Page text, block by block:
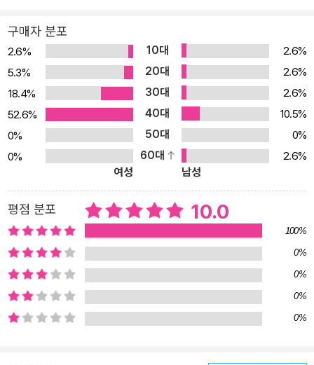
않기 위해서다.’ 편견과 차별의 굴레를 벗어나기 위한 결단! 표제작
「벌레를 밟았다」는 반복되는 가정폭력의 굴레 속에서 똑같은 가해자
가 되지 않기 위해 분투하는 ‘충휘’의 이야기를 그린다. 폭력적으로 행
동하는 아빠와, 그런 아버지를 무조건 이해해야만 한다는 엄마의 태
도는 충휘를 자꾸만 더 깊은 수렁으로 몰아넣는다. 자신을 괴롭히던
아이에게 똑같이 폭력으로 맞서며 팔을 부러뜨린 일이나, 우연히 잡
아 가둔 벌레 한 마리에게 ‘아빠’라는 이름을 붙이고 그를 괴롭히는 자
신의 모습에서 아빠의 그림자를 보게 된 순간, 충휘는 중대한 결단을
내린다. 폭력이 또 다른 폭력을 낳을 때, 그 굴레를 끊기 위해서는 어
떤 태도를 지녀야 할까? 가정과 학교에서의 폭력이 중요한 사회 문제
로 부각되고 있는 가운데 「벌레를 밟았다」는 정말로 자신을 지키는 사
람이 되기 위해서는 스스로 어떤 의지를 품어야 할 지 생각케 하는 작
품이다. 이처럼 『벌레를 밟았다』에 실린 6편의 단편에는 일상에 내재
한 폭력을 견디고 있는 청소년들의 모습이 담겨 있다. 화장하는 남학
생에 대한 편견에 자신을 숨기는 아이(「다른 아이」), 다문화 가정에
대한 몰이해에 맞서는 아이(「다른 아이」), 가정폭력의 굴레에서 벗어
구매자 분포
2.6% 10대
2.6%
5.3%
20대
2.6%
18.4%
30대
2.6%
52.6%
40대
10.5%
0%
50대
0%
0%
60대
2.6%
여성
남성
평점 분포 10.0
100%
0%
0%
0%
0%